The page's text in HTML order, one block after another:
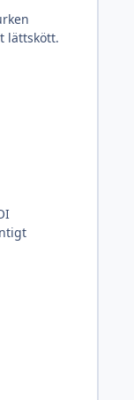
lättskött.